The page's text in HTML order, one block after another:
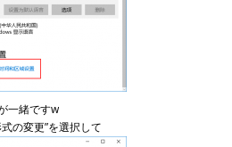
一緒ですw
の変更”を選択して